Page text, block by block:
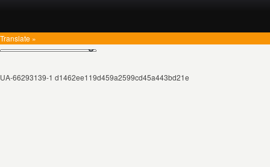
Translate »
UA-66293139-1 d1462ee119d459a2599cd45a443bd21e